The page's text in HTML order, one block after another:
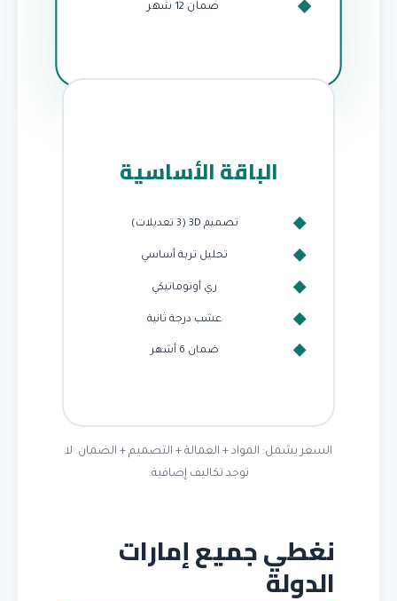
ضمان 12 شهر
الباقة الأساسية
تصميم 3D (3 تعديلات)
تحليل تربة أساسي
ري أوتوماتيكي
عشب درجة ثانية
ضمان 6 أشهر
السعر يشمل: المواد + العمالة + التصميم + الضمان. لا
توجد تكاليف إضافية.
نغطي جميع إمارات
الدولة